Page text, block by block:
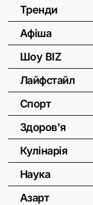
Тренди
Афіша
Шоу BIZ
Лайфстайл
Спорт
Здоров'я
Кулінарія
Наука
Азарт